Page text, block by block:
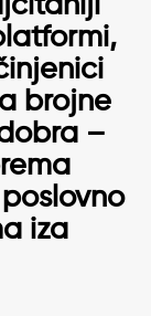
brojne
–
iza